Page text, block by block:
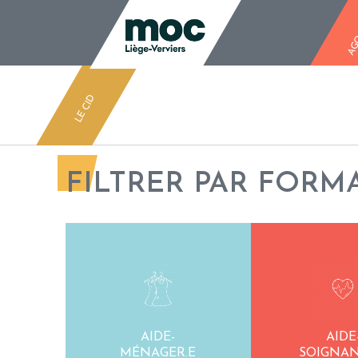
LE CID ASBL
LE CID
FILTRER PAR
AIDE-
MÉNAGER.E